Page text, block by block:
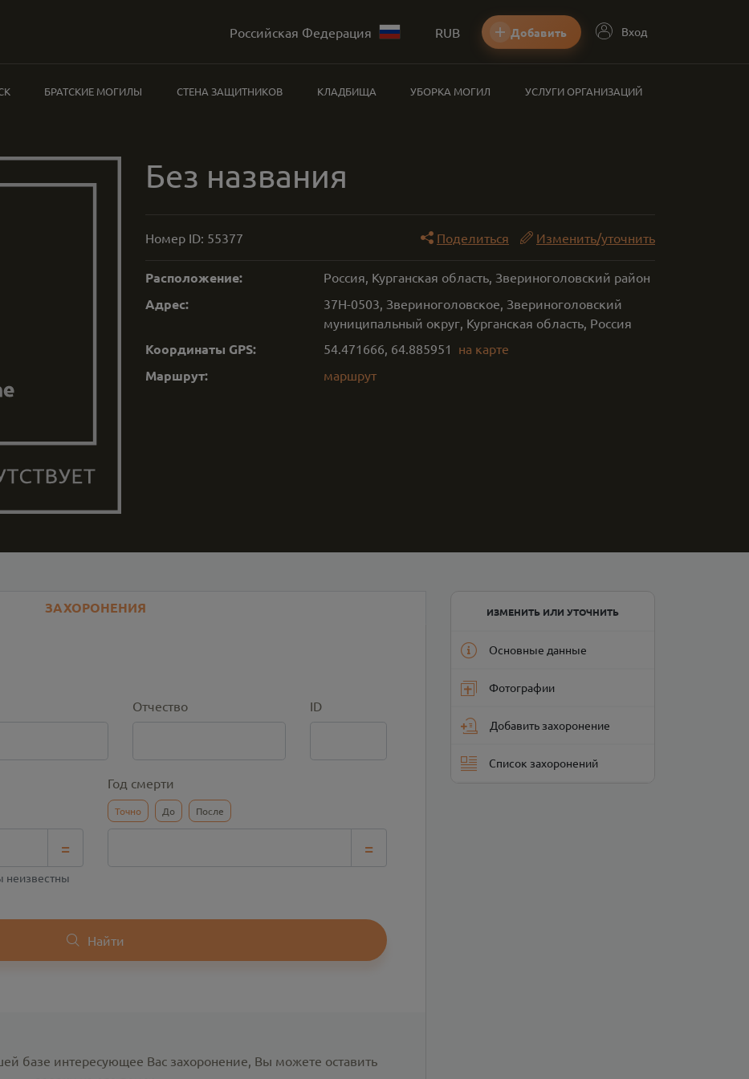
Российская Федерация RUB Добавить Вход
БРАТСКИЕ МОГИЛЫ СТЕНА ЗАЩИТНИКОВ КЛАДБИЩА УБОРКА МОГИЛ УСЛУГИ ОРГАНИЗАЦИЙ
Без названия
Номер ID: 55377 Поделиться Изменить/уточнить
Расположение: Россия, Курганская область, Звериноголовский район
Адрес:
37Н-0503, Звериноголовское, Звериноголовский
муниципальный округ, Курганская область, Россия
Координаты GPS: 54.471666, 64.885951 на карте
Маршрут: маршрут
ЗАХОРОНЕНИЯ
Отчество ID
=
Год смерти
Точно До После
=
неизвестны
Найти
базе интересующее Вас захоронение, Вы можете оставить
ИЗМЕНИТЬ ИЛИ УТОЧНИТЬ
Основные данные
Фотографии
Добавить захоронение
Список захоронений